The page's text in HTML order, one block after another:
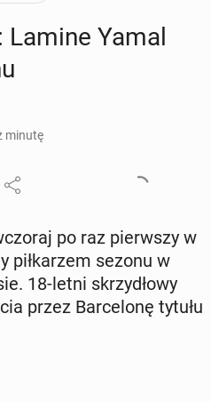
Yamal
minutę
po raz pierw­szy w
pił­ka­rzem sezonu w
18-letni skrzy­dło­wy
przez Bar­ce­lo­nę tytułu